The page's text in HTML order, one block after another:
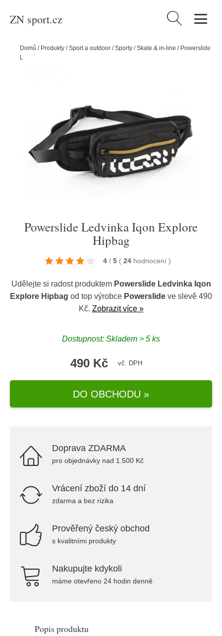
ZN sport.cz Vyhledávání
Domů / Produkty /Sport a outdoor /Sporty /Skate & in-line / Powerslide
Ledvinka Iqon Explore Hipbag
Powerslide Ledvinka Iqon Explore
Hipbag
4 / 5 ( 24 hodnocení )
Udělejte si radost produktem Powerslide Ledvinka Iqon
Explore Hipbag od top výrobce Powerslide ve slevě 490
Kč. Zobrazit více »
Dostupnost: Skladem > 5 ks
490 Kč vč. DPH
DO OBCHODU »
Doprava ZDARMA
pro objednávky nad 1.500 Kč
Vrácení zboží do 14 dní
zdarma a bez rizika
Prověřený český obchod
s kvalitními produkty
Nakupujte kdykoli
máme otevřeno 24 hodin denně
Popis produktu